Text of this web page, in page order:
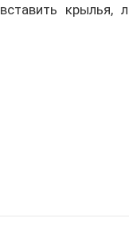
крылья,